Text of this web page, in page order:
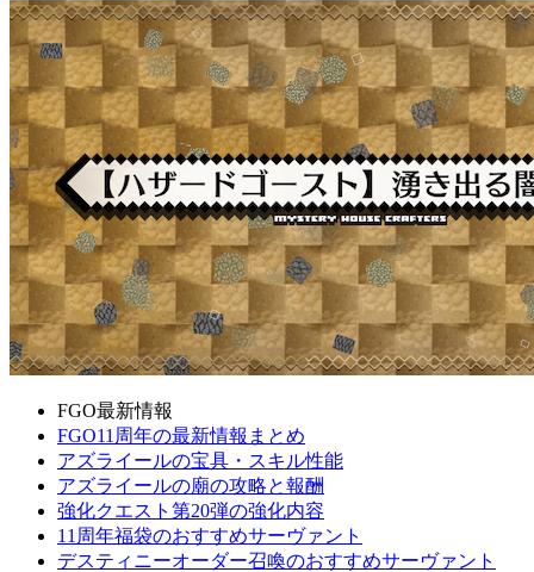
FGO最新情報
FGO11周年の最新情報まとめ
アズライールの宝具・スキル性能
アズライールの廟の攻略と報酬
強化クエスト第20弾の強化内容
11周年福袋のおすすめサーヴァント
デスティニーオーダー召喚のおすすめサーヴァント